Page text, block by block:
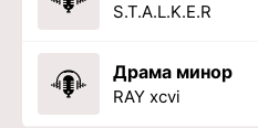
S.T.A.L.K.E.R
Драма минор
RAY xcvi